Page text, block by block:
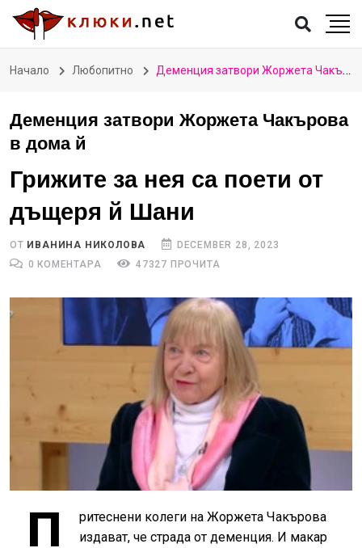
Начало Любопитно Деменция затвори Жоржета Чакърова в дома й
Деменция затвори Жоржета Чакърова
в дома й
Грижите за нея са поети от
дъщеря й Шани
ОТ ИВАНИНА НИКОЛОВА
DECEMBER 28, 2023
0 КОМЕНТАРА
47327 ПРОЧИТА
П
ритеснени колеги на Жоржета Чакърова
издават, че страда от деменция. И макар